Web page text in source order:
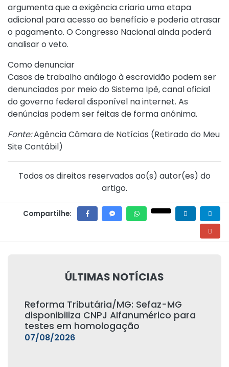
argumenta que a exigência criaria uma etapa
adicional para acesso ao benefício e poderia atrasar
o pagamento. O Congresso Nacional ainda poderá
analisar o veto.
Como denunciar
Casos de trabalho análogo à escravidão podem ser
denunciados por meio do Sistema Ipê, canal oficial
do governo federal disponível na internet. As
denúncias podem ser feitas de forma anônima.
Fonte:Agência Câmara de Notícias (Retirado do Meu
Site Contábil)
Todos os direitos reservados ao(s) autor(es) do
artigo.
Compartilhe:
ÚLTIMAS NOTÍCIAS
Reforma Tributária/MG: Sefaz-MG
disponibiliza CNPJ Alfanumérico para
testes em homologação
07/08/2026